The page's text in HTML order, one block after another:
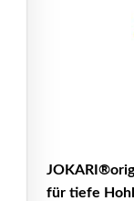
für tiefe